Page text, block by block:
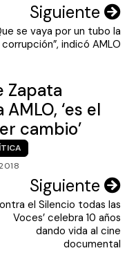
Siguiente
se vaya por un tubo la
corrupción”, indicó AMLO
Zapata
‘es el
cambio’
Siguiente
el Silencio todas las
Voces’ celebra 10 años
dando vida al cine
documental